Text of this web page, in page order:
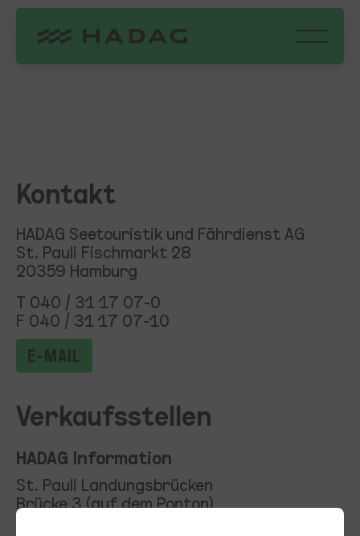
Zum Hauptinhalt springenUnsere Flotte
Anfangs waren alle
24°C
Kontakt
Kontakt
HADAG Seetouristik und Fährdienst AG
St. Pauli Fischmarkt 28
20359 Hamburg
T 040 / 31 17 07-0
F 040 / 31 17 07-10
E-MAIL
Verkaufsstellen
HADAG Information
St. Pauli Landungsbrücken
Brücke 3 (auf dem Ponton)